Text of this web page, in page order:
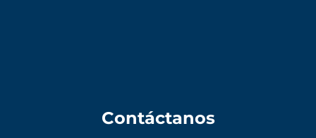
Contáctanos